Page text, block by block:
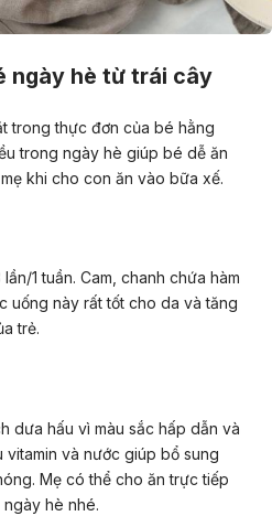
ngày hè từ trái cây
trong thực đơn của bé hằng
trong ngày hè giúp bé dễ ăn
khi cho con ăn vào bữa xế.
1 tuần. Cam, chanh chứa hàm
uống này rất tốt cho da và tăng
trẻ.
dưa hấu vì màu sắc hấp dẫn và
vitamin và nước giúp bổ sung
Mẹ có thể cho ăn trực tiếp
hè nhé.